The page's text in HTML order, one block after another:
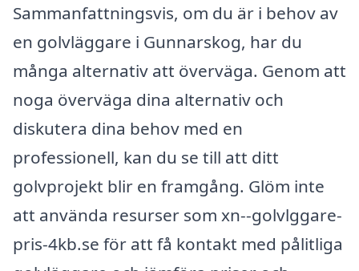
Sammanfattningsvis, om du är i behov av
en golvläggare i Gunnarskog, har du
många alternativ att överväga. Genom att
noga överväga dina alternativ och
diskutera dina behov med en
professionell, kan du se till att ditt
golvprojekt blir en framgång. Glöm inte
att använda resurser som xn--golvlggare-
pris-4kb.se för att få kontakt med pålitliga